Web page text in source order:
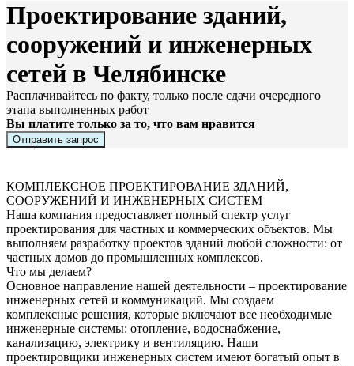
Проектирование зданий,
сооружений и инженерных
сетей в Челябинске
Расплачивайтесь по факту, только после сдачи очередного
этапа выполненных работ
Вы платите только за то, что вам нравится
Отправить запрос
КОМПЛЕКСНОЕ ПРОЕКТИРОВАНИЕ ЗДАНИЙ,
СООРУЖЕНИЙ И ИНЖЕНЕРНЫХ СИСТЕМ
Наша компания предоставляет полный спектр услуг
проектирования для частных и коммерческих объектов. Мы
выполняем разработку проектов зданий любой сложности: от
частных домов до промышленных комплексов.
Что мы делаем?
Основное направление нашей деятельности – проектирование
инженерных сетей и коммуникаций. Мы создаем
комплексные решения, которые включают все необходимые
инженерные системы: отопление, водоснабжение,
канализацию, электрику и вентиляцию. Наши
проектировщики инженерных систем имеют богатый опыт в